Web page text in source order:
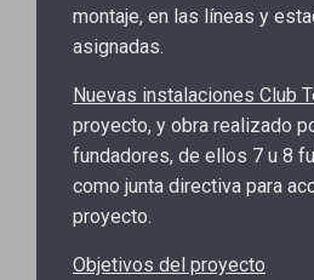
montaje, en las líneas y
asignadas.
Nuevas instalaciones Club
proyecto, y obra realizado
fundadores, de ellos 7 u 8
como junta directiva para
proyecto.
Objetivos del proyecto